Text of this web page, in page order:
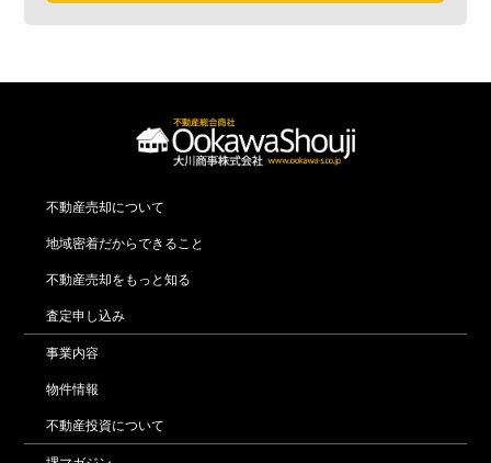
不動産売却について
地域密着だからできること
不動産売却をもっと知る
査定申し込み
事業内容
物件情報
不動産投資について